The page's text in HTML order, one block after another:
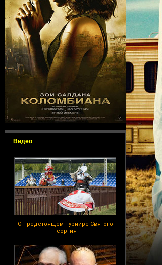
Видео
О предстоящем Турнире Святого
Георгия